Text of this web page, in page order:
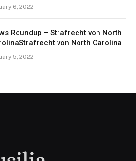
6, 2022
Roundup – Strafrecht von North
von North Carolina
5, 2022